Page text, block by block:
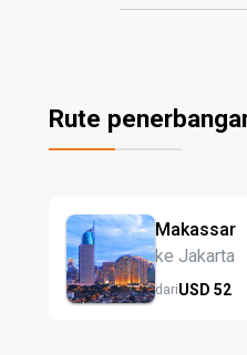
Rute
Makassar
ke Jakarta
dariUSD 52